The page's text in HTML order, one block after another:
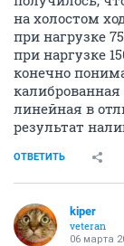
на холостом
при нагрузке
при наргузке
конечно
линейная в
результат
ОТВЕТИТЬ
kiper
veteran
06 марта